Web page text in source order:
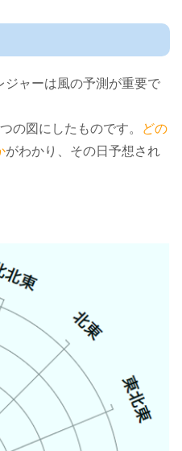
ャーは風の予測が重要で
の図にしたものです。
どの
がわかり、その日予想され